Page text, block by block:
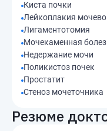
Киста почки
Лейкоплакия
Лигаментотомия
Мочекаменная
Недержание мочи
Поликистоз почек
Простатит
Стеноз мочеточника
Резюме